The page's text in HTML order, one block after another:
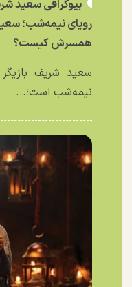
بیوگرافی سعید
رویای نیمه‌شب؛
همسرش کیست؟
سعید شریف
نیمه‌شب است؛...